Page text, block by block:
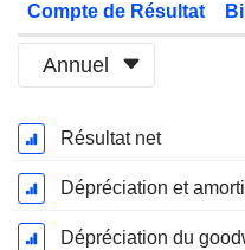
Compte de Résultat
Annuel
Période
Fiscale:
Décembre
Résultat net
Dépréciation et